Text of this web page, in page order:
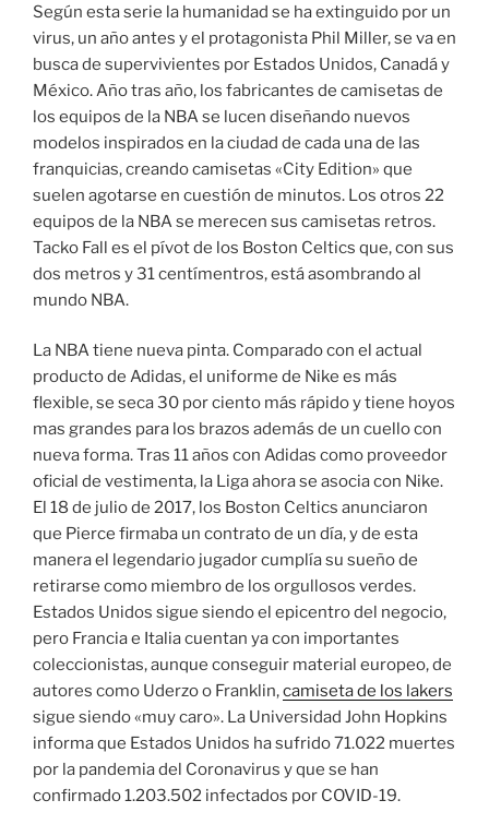
Según esta serie la humanidad se ha extinguido por un
virus, un año antes y el protagonista Phil Miller, se va en
busca de supervivientes por Estados Unidos, Canadá y
México. Año tras año, los fabricantes de camisetas de
los equipos de la NBA se lucen diseñando nuevos
modelos inspirados en la ciudad de cada una de las
franquicias, creando camisetas «City Edition» que
suelen agotarse en cuestión de minutos. Los otros 22
equipos de la NBA se merecen sus camisetas retros.
Tacko Fall es el pívot de los Boston Celtics que, con sus
dos metros y 31 centímentros, está asombrando al
mundo NBA.
La NBA tiene nueva pinta. Comparado con el actual
producto de Adidas, el uniforme de Nike es más
flexible, se seca 30 por ciento más rápido y tiene hoyos
mas grandes para los brazos además de un cuello con
nueva forma. Tras 11 años con Adidas como proveedor
oficial de vestimenta, la Liga ahora se asocia con Nike.
El 18 de julio de 2017, los Boston Celtics anunciaron
que Pierce firmaba un contrato de un día, y de esta
manera el legendario jugador cumplía su sueño de
retirarse como miembro de los orgullosos verdes.
Estados Unidos sigue siendo el epicentro del negocio,
pero Francia e Italia cuentan ya con importantes
coleccionistas, aunque conseguir material europeo, de
autores como Uderzo o Franklin,camiseta de los lakers
sigue siendo «muy caro». La Universidad John Hopkins
informa que Estados Unidos ha sufrido 71.022 muertes
por la pandemia del Coronavirus y que se han
confirmado 1.203.502 infectados por COVID-19.